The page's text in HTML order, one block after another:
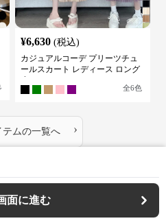
面に進む
¥6,630 (税込)
カジュアルコーデ プリーツチュ
ールスカート レディース ロング
全6色
テムの一覧へ ›
ード・コンビニ/銀行振り込